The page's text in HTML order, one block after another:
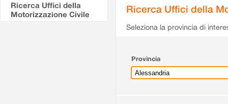
Ricerca Uffici della
Motorizzazione Civile
Ricerca Uffici della
Seleziona la provincia di
Provincia